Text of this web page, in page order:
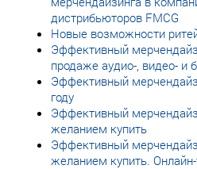
дистрибьюторов FMCG
Новые возможности
Эффективный
продаже аудио-, видео- и
Эффективный
году
Эффективный
желанием купить
Эффективный
желанием купить.